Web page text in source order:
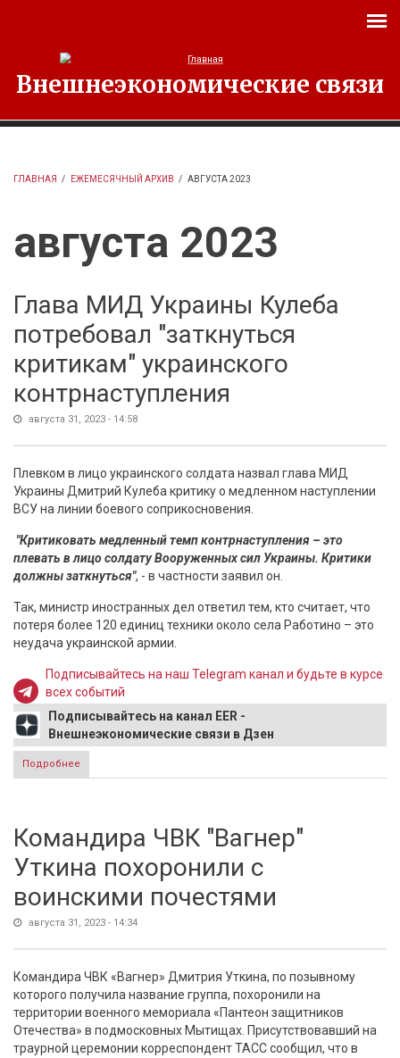
Внешнеэкономические связи
ГЛАВНАЯ / ЕЖЕМЕСЯЧНЫЙ АРХИВ / АВГУСТА 2023
августа 2023
Глава МИД Украины Кулеба
потребовал "заткнуться
критикам" украинского
контрнаступления
августа 31, 2023 - 14:58
Плевком в лицо украинского солдата назвал глава МИД
Украины Дмитрий Кулеба критику о медленном наступлении
ВСУ на линии боевого соприкосновения.
"Критиковать медленный темп контрнаступления – это
плевать в лицо солдату Вооруженных сил Украины. Критики
должны заткнуться", - в частности заявил он.
Так, министр иностранных дел ответил тем, кто считает, что
потеря более 120 единиц техники около села Работино – это
неудача украинской армии.
Подписывайтесь на наш Telegram канал и будьте в курсе
всех событий
Подписывайтесь на канал EER -
Внешнеэкономические связи в Дзен
Подробнее
критикам" украинского контрнаступления
Командира ЧВК "Вагнер"
Уткина похоронили с
воинскими почестями
августа 31, 2023 - 14:34
Командира ЧВК «Вагнер» Дмитрия Уткина, по позывному
которого получила название группа, похоронили на
территории военного мемориала «Пантеон защитников
Отечества» в подмосковных Мытищах. Присутствовавший на
траурной церемонии корреспондент ТАСС сообщил, что в